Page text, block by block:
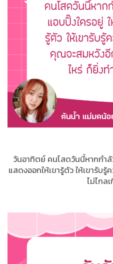
วันอาทิตย์ คนโสดวันนี้หากกำ
แสดงออกให้เขารู้ตัว ให้เขารับ
ไม่ไกล